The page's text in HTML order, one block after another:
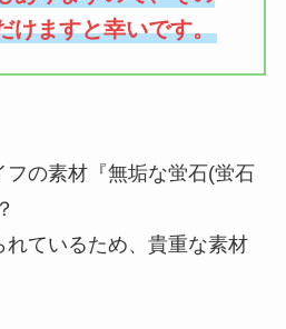
けますと幸いです。
の素材『無垢な蛍石(蛍石
ているため、貴重な素材